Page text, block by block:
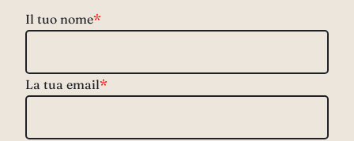
Il tuo nome*
La tua email*